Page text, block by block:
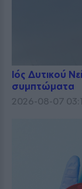
Ιός Δυτικού
συμπτώματα
2026-08-07